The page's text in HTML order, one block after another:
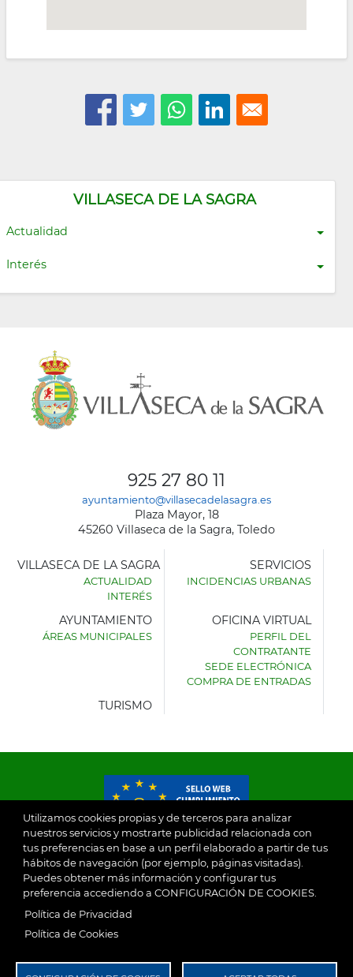
VILLASECA DE LA SAGRA
Actualidad
Interés
Utilizamos cookies propias y de terceros para analizar
nuestros servicios y mostrarte publicidad relacionada con
tus preferencias en base a un perfil elaborado a partir de tus
hábitos de navegación (por ejemplo, páginas visitadas).
Puedes obtener más información y configurar tus
preferencia accediendo a CONFIGURACIÓN DE COOKIES.
Política de Privacidad
Política de Cookies
925 27 80 11
ayuntamiento@villasecadelasagra.es
Plaza Mayor, 18
45260 Villaseca de la Sagra, Toledo
AYUNTAMIENTO
VILLASECA DE LA SAGRA
ACTUALIDAD
INTERÉS
SERVICIOS
INCIDENCIAS URBANAS
AYUNTAMIENTO
ÁREAS MUNICIPALES
OFICINA VIRTUAL
PERFIL DEL
CONTRATANTE
SEDE ELECTRÓNICA
COMPRA DE ENTRADAS
TURISMO
© 2026
Ayuntamiento de Villaseca de la Sagra Aviso Legal